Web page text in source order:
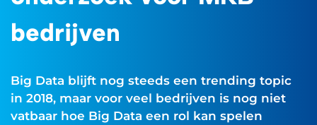
bedrijven
Big Data blijft nog steeds een trending topic
in 2018, maar voor veel bedrijven is nog niet
vatbaar hoe Big Data een rol kan spelen